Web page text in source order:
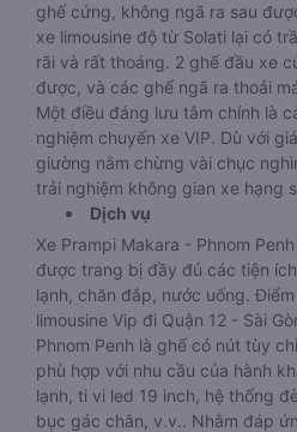
ghế cứng, không ngã ra sau
xe limousine độ từ Solati lại có
rãi và rất thoáng. 2 ghế đầu xe
được, và các ghế ngã ra thoải
Một điều đáng lưu tâm chính là
nghiệm chuyến xe VIP. Dù với
giường nằm chừng vài chục
trải nghiệm không gian xe hạng
Dịch vụ
Xe Prampi Makara - Phnom
được trang bị đầy đủ các tiện
lạnh, chăn đắp, nước uống.
limousine Vip đi Quận 12 - Sài
Phnom Penh là ghế có nút tùy
phù hợp với nhu cầu của hành
lạnh, ti vi led 19 inch, hệ thống
bục gác chân, v.v.. Nhằm đáp